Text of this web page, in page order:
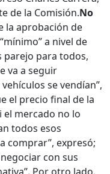
de la Comisión.No
la aprobación de
a nivel de
parejo para todos,
va a seguir
se vendían”,
el precio final de la
el mercado no lo
todos esos
comprar”, expresó;
con sus